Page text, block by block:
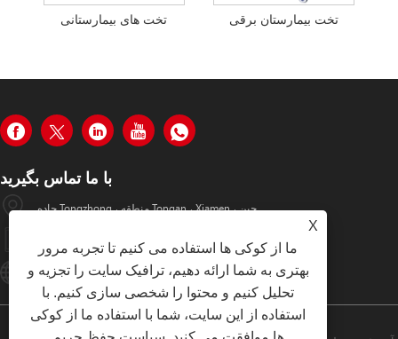
تخت های بیمارستانی تخت بیمارستان برقی
با ما تماس بگیرید
جاده Tongzhong ، منطقه Tongan ، Xiamen ، چین
+86-19979320050
Sales08@xmhongyu.com.cn
X
ما از کوکی ها استفاده می کنیم تا تجربه مرور
بهتری به شما ارائه دهیم، ترافیک سایت را تجزیه و
تحلیل کنیم و محتوا را شخصی سازی کنیم. با
استفاده از این سایت، شما با استفاده ما از کوکی